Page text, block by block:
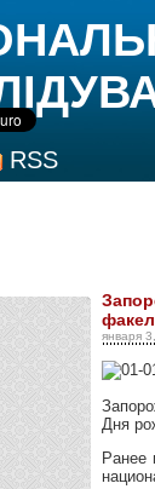
RSS
января
Дня
Ранее